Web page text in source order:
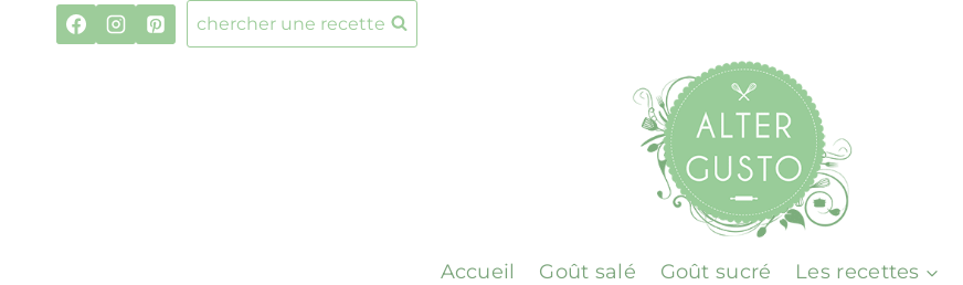
chercher une recette
Accueil Goût salé Goût sucré Les recettes